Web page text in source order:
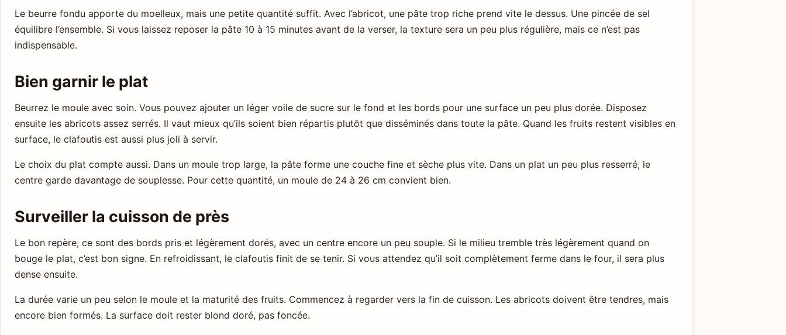
Le beurre fondu apporte du moelleux, mais une petite quantité suffit. Avec l’abricot, une pâte trop riche prend vite le dessus. Une pincée de sel
équilibre l’ensemble. Si vous laissez reposer la pâte 10 à 15 minutes avant de la verser, la texture sera un peu plus régulière, mais ce n’est pas
indispensable.
Bien garnir le plat
Beurrez le moule avec soin. Vous pouvez ajouter un léger voile de sucre sur le fond et les bords pour une surface un peu plus dorée. Disposez
ensuite les abricots assez serrés. Il vaut mieux qu’ils soient bien répartis plutôt que disséminés dans toute la pâte. Quand les fruits restent visibles en
surface, le clafoutis est aussi plus joli à servir.
Le choix du plat compte aussi. Dans un moule trop large, la pâte forme une couche fine et sèche plus vite. Dans un plat un peu plus resserré, le
centre garde davantage de souplesse. Pour cette quantité, un moule de 24 à 26 cm convient bien.
Surveiller la cuisson de près
Le bon repère, ce sont des bords pris et légèrement dorés, avec un centre encore un peu souple. Si le milieu tremble très légèrement quand on
bouge le plat, c’est bon signe. En refroidissant, le clafoutis finit de se tenir. Si vous attendez qu’il soit complètement ferme dans le four, il sera plus
dense ensuite.
La durée varie un peu selon le moule et la maturité des fruits. Commencez à regarder vers la fin de cuisson. Les abricots doivent être tendres, mais
encore bien formés. La surface doit rester blond doré, pas foncée.